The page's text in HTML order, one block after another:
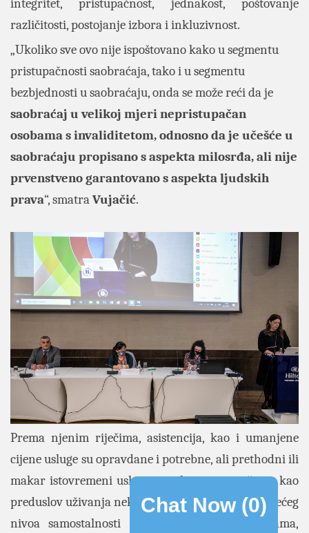
integritet, pristupačnost, jednakost, poštovanje
različitosti, postojanje izbora i inkluzivnost.
„Ukoliko sve ovo nije ispoštovano kako u segmentu
pristupačnosti saobraćaja, tako i u segmentu
bezbjednosti u saobraćaju, onda se može reći da je
saobraćaj u velikoj mjeri nepristupačan
osobama s invaliditetom, odnosno da je učešće u
saobraćaju propisano s aspekta milosrđa, ali nije
prvenstveno garantovano s aspekta ljudskih
prava“, smatraVujačić.
Prema njenim riječima, asistencija, kao i umanjene
cijene usluge su opravdane i potrebne, ali prethodni ili
makar istovremeni uslov mora biti pristupačnost kao
preduslov uživanja nekog prava i omogućavanja većeg
nivoa samostalnosti u pristupu javnim uslugama,
Chat Now (0)